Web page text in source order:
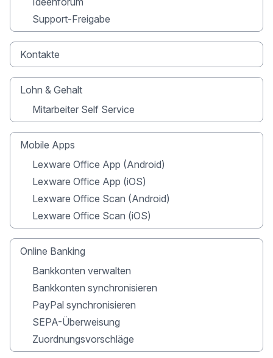
Support-Freigabe
Kontakte
Lohn & Gehalt
Mitarbeiter Self Service
Mobile Apps
Lexware Office App (Android)
Lexware Office App (iOS)
Lexware Office Scan (Android)
Lexware Office Scan (iOS)
Online Banking
Bankkonten verwalten
Bankkonten synchronisieren
PayPal synchronisieren
SEPA-Überweisung
Zuordnungsvorschläge